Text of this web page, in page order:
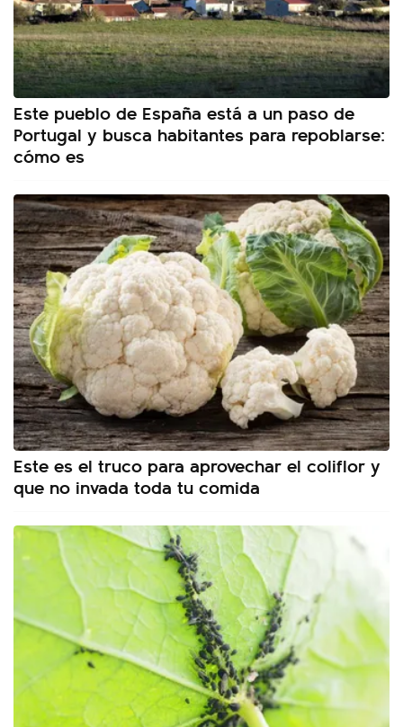
Este pueblo de España está a un paso de
Portugal y busca habitantes para repoblarse:
cómo es
Este es el truco para aprovechar el coliflor y
que no invada toda tu comida